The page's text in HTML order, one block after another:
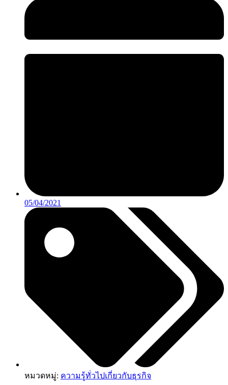
05/04/2021
หมวดหมู่: ความรู้ทั่วไปเกี่ยวกับธุรกิจ